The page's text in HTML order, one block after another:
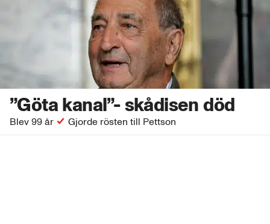
”Göta kanal”- skådisen död
Blev 99 år Gjorde rösten till Pettson